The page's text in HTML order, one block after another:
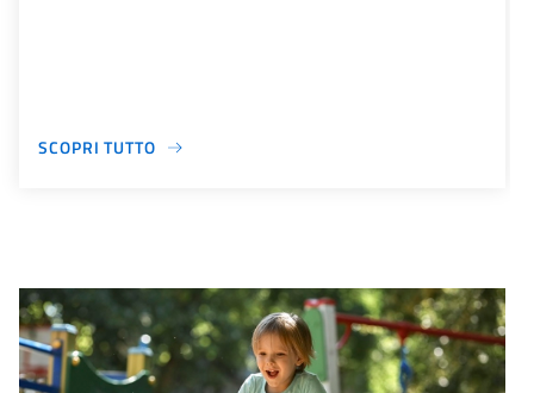
SCOPRI TUTTO